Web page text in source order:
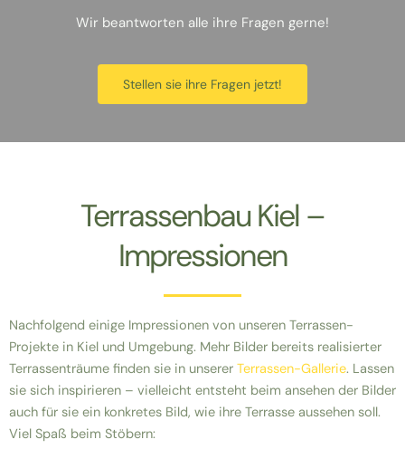
Wir beantworten alle ihre Fragen gerne!
Stellen sie ihre Fragen jetzt!
Terrassenbau Kiel –
Impressionen
Nachfolgend einige Impressionen von unseren Terrassen-
Projekte in Kiel und Umgebung. Mehr Bilder bereits realisierter
Terrassenträume finden sie in unserer Terrassen-Gallerie. Lassen
sie sich inspirieren – vielleicht entsteht beim ansehen der Bilder
auch für sie ein konkretes Bild, wie ihre Terrasse aussehen soll.
Viel Spaß beim Stöbern: